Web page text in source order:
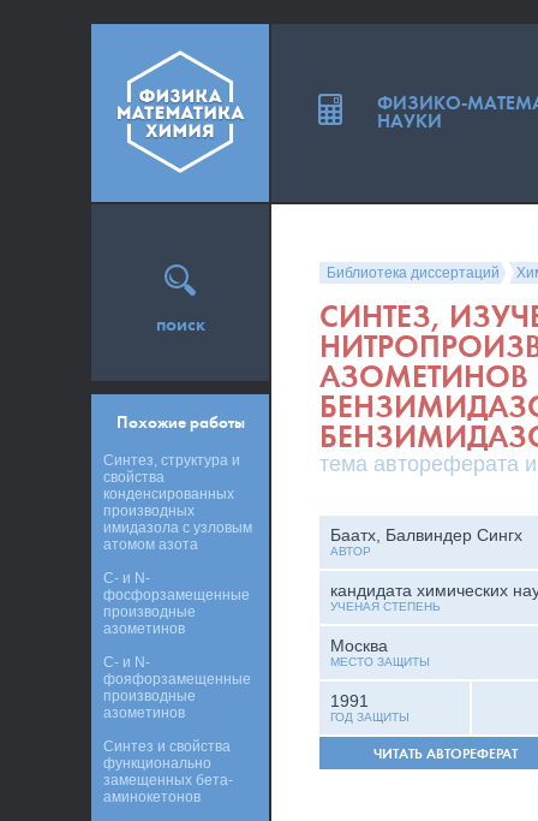
Библиотека диссертаций
СИНТЕЗ,
АЗОМЕТИНОВ
тема автореферата
Баатх, Балвиндер Сингх
АВТОР
кандидата химических
УЧЕНАЯ СТЕПЕНЬ
Москва
МЕСТО ЗАЩИТЫ
1991
ГОД ЗАЩИТЫ
ЧИТАТЬ АВТОРЕФЕРАТ
поиск
Похожие работы
Синтез, структура и
свойства
конденсированных
производных
имидазола с узловым
атомом азота
С- и N-
фосфорзамещенные
производные
азометинов
С- и N-
фояфорзамещенные
производные
азометинов
Синтез и свойства
функционально
замещенных бета-
аминокетонов
ФИЗИКО-
НАУКИ